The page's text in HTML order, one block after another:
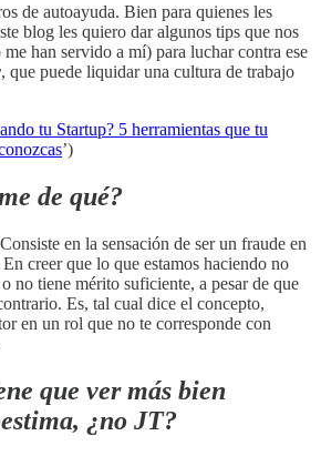
de autoayuda. Bien para quienes les
blog les quiero dar algunos tips que nos
me han servido a mí) para luchar contra ese
, que puede liquidar una cultura de trabajo
tu Startup? 5 herramientas que tu
’)
de qué?
en la sensación de ser un fraude en
creer que lo que estamos haciendo no
no tiene mérito suficiente, a pesar de que
Es, tal cual dice el concepto,
en un rol que no te corresponde con
que ver más bien
¿no JT?